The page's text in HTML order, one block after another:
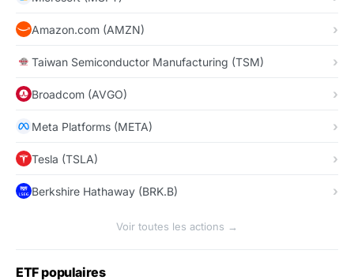
Amazon.com (AMZN)
Taiwan Semiconductor Manufacturing (TSM)
Broadcom (AVGO)
Meta Platforms (META)
Tesla (TSLA)
Berkshire Hathaway (BRK.B)
Voir toutes les actions →
ETF populaires